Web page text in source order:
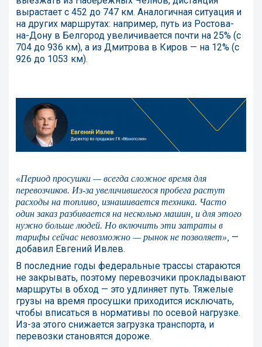
вырастает с 452 до 747 км. Аналогичная ситуация и
на других маршрутах: например, путь из Ростова-
на-Дону в Белгород увеличивается почти на 25% (с
704 до 936 км), а из Дмитрова в Киров — на 12% (с
926 до 1053 км).
«Период просушки — всегда сложное время для
перевозчиков. Из-за увеличившегося пробега растут
расходы на топливо, изнашивается техника. Часто
один заказ разбивается на несколько машин, и для этого
нужно больше людей. Но включить эти затраты в
тарифы сейчас невозможно — рынок не позволяет», —
добавил Евгений Ивлев.
В последние годы федеральные трассы стараются
не закрывать, поэтому перевозчики прокладывают
маршруты в обход — это удлиняет путь. Тяжелые
грузы на время просушки приходится исключать,
чтобы вписаться в нормативы по осевой нагрузке.
Из-за этого снижается загрузка транспорта, и
перевозки становятся дороже.